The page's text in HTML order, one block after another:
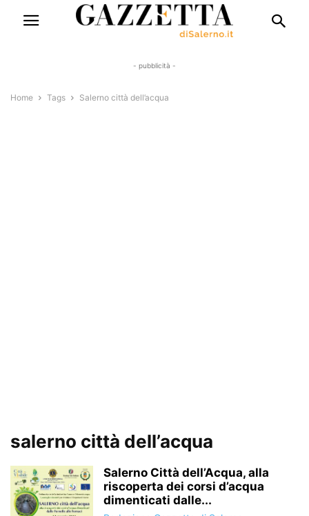
- pubblicità -
Home Tags Salerno città dell’acqua
salerno città dell’acqua
Salerno Città dell’Acqua, alla
riscoperta dei corsi d’acqua
dimenticati dalle...